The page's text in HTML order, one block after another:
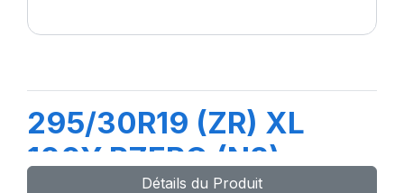
295/30R19 (ZR) XL
100Y PZERO (N2)
Détails du Produit